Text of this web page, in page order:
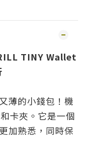
TINY Wallet
薄的小錢包！機
卡夾。它是一個
加熟悉，同時保